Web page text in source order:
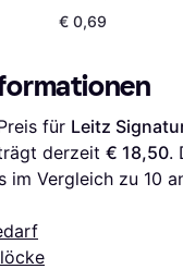
€ 0,69
für Leitz
derzeit € 18,50.
im Vergleich zu 10